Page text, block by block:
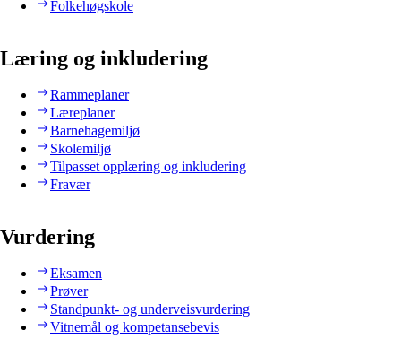
Folkehøgskole
Læring og inkludering
Rammeplaner
Læreplaner
Barnehagemiljø
Skolemiljø
Tilpasset opplæring og inkludering
Fravær
Vurdering
Eksamen
Prøver
Standpunkt- og underveisvurdering
Vitnemål og kompetansebevis